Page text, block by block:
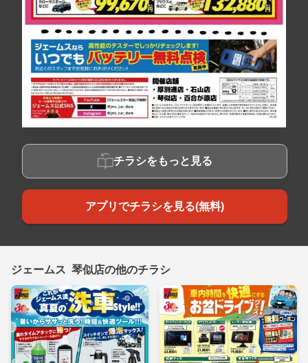
チラシをもっと見る
アプリでチラシを見る(無料)
ジェームス 琴似店の他のチラシ